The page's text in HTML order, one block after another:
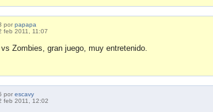
por papapa
feb 2011, 11:07
Zombies, gran juego, muy entretenido.
por escavy
feb 2011, 12:02